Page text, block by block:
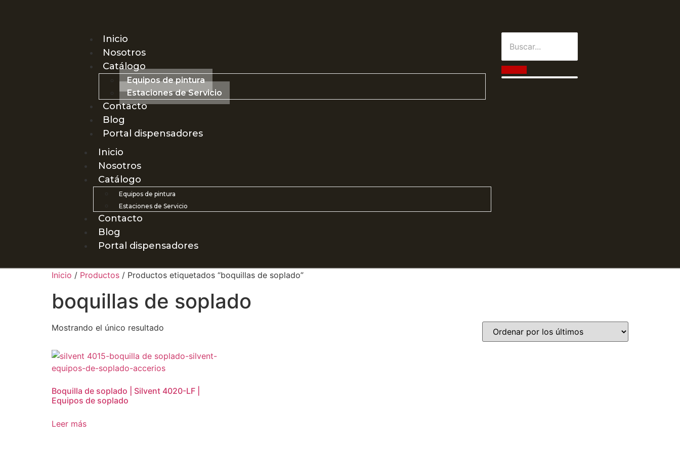
Inicio
Nosotros
Catálogo
Equipos de pintura
Estaciones de Servicio
Contacto
Blog
Portal dispensadores
Inicio
Nosotros
Catálogo
Equipos de pintura
Estaciones de Servicio
Contacto
Blog
Portal dispensadores
Inicio / Productos / Productos etiquetados “boquillas de soplado”
boquillas de soplado
Mostrando el único resultado
Boquilla de soplado | Silvent 4020-LF |
Equipos de soplado
Leer más